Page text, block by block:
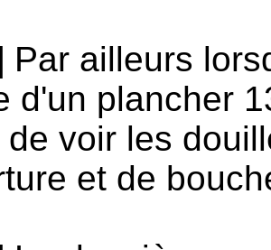
Par ailleurs
d'un plancher
de voir les
et de